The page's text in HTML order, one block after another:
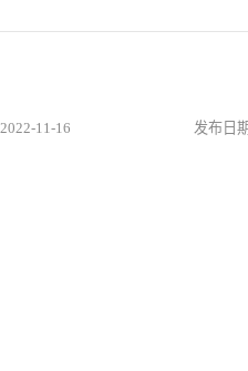
2022-11-16